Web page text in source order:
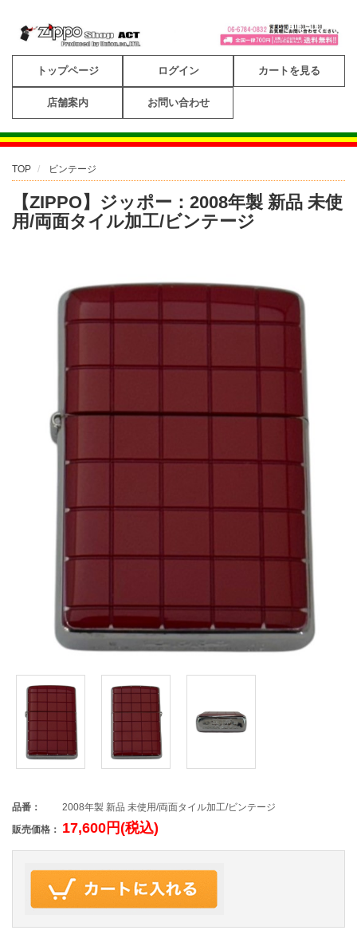
トップページ ログイン カートを見る
店舗案内 お問い合わせ
TOP ビンテージ
【ZIPPO】ジッポー：2008年製 新品 未使
用/両面タイル加工/ビンテージ
品番：
2008年製 新品 未使用/両面タイル加工/ビンテージ
販売価格： 17,600円(税込)